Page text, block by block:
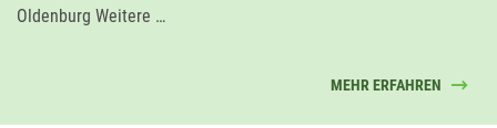
Oldenburg Weitere …
MEHR ERFAHREN